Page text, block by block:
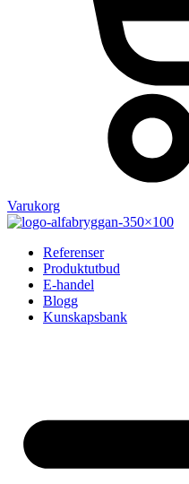
Varukorg
Referenser
Produktutbud
E-handel
Blogg
Kunskapsbank